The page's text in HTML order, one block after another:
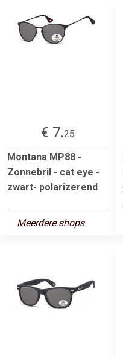
€ 7.25
Montana MP88 -
Zonnebril - cat eye -
zwart- polarizerend
Meerdere shops